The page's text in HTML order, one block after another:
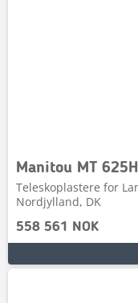
Manitou MT
Teleskoplastere for
Nordjylland, DK
558 561 NOK